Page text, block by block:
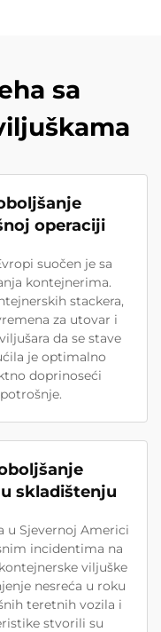
sa
operaciji
suočen je sa
kontejnerima.
stackera,
za utovar i
da se stave
je optimalno
doprinoseći
skladištenju
u Sjevernoj Americi
incidentima na
viljuške
nesreća u roku
teretnih vozila i
stvorili su